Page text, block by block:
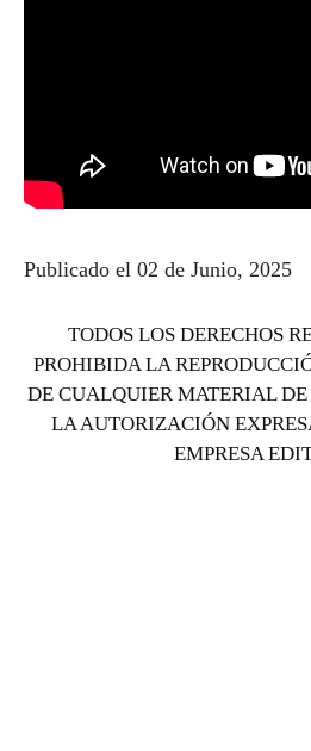
Publicado el 02 de Junio, 2025
TODOS LOS DERECHOS
PROHIBIDA LA
DE CUALQUIER MATERIAL DE
LA AUTORIZACIÓN
EMPRESA